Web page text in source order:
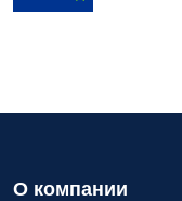
О компании